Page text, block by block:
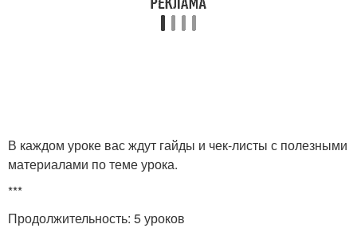
В каждом уроке вас ждут гайды и чек-листы с полезными
материалами по теме урока.
***
Продолжительность: 5 уроков